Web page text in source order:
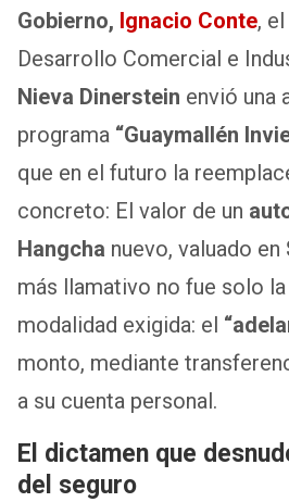
Gobierno, Ignacio Conte,
Desarrollo Comercial e
Nieva Dinerstein envió una
programa “Guaymallén
que en el futuro la
concreto: El valor de un
Hangcha nuevo, valuado en
más llamativo no fue solo
modalidad exigida: el
monto, mediante
a su cuenta personal.
El dictamen que
del seguro